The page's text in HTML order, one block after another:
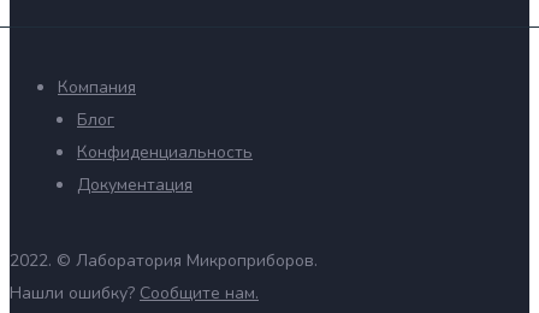
Компания
Блог
Конфиденциальность
Документация
2022. © Лаборатория Микроприборов.
Нашли ошибку? Сообщите нам.